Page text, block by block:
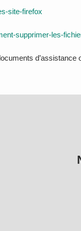
site-firefox
supprimer-les-
d’assistance